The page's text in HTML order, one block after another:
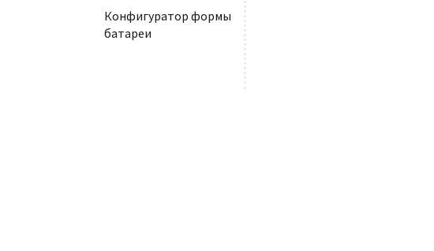
Конфигуратор формы
батареи